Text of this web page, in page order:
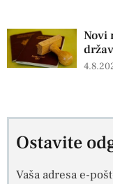
Novi
Ostavite
Vaša adresa e-